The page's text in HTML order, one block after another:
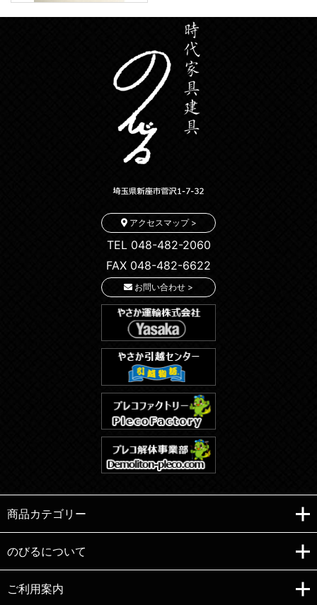
アクセスマップ >
TEL 048-482-2060
FAX 048-482-6622
お問い合わせ >
商品カテゴリー
のびるについて
ご利用案内